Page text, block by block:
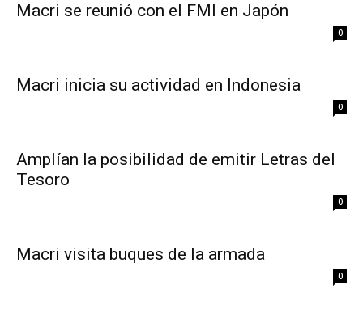
Macri se reunió con el FMI en Japón
0
Macri inicia su actividad en Indonesia
0
Amplían la posibilidad de emitir Letras del
Tesoro
0
Macri visita buques de la armada
0